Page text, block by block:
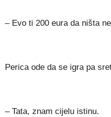
– Evo ti 200 eura da ništa
Perica ode da se igra pa
– Tata, znam cijelu istinu.